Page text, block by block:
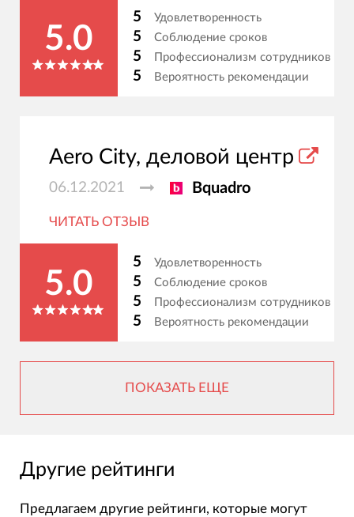
5.0
5 Удовлетворенность
5 Соблюдение сроков
5 Профессионализм сотрудников
5 Вероятность рекомендации
Aero City, деловой центр
06.12.2021 Bquadro
ЧИТАТЬ ОТЗЫВ
5.0
5 Удовлетворенность
5 Соблюдение сроков
5 Профессионализм сотрудников
5 Вероятность рекомендации
ПОКАЗАТЬ ЕЩЕ
Другие рейтинги
Предлагаем другие рейтинги, которые могут